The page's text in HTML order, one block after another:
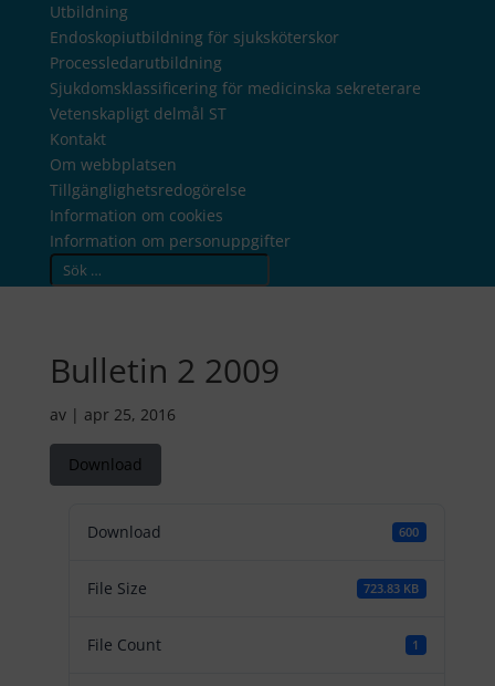
Utbildning
Endoskopiutbildning för sjuksköterskor
Processledarutbildning
Sjukdomsklassificering för medicinska sekreterare
Vetenskapligt delmål ST
Kontakt
Om webbplatsen
Tillgänglighetsredogörelse
Information om cookies
Information om personuppgifter
Search
Bulletin 2 2009
av | apr 25, 2016
Download
Download 600
File Size 723.83 KB
File Count 1